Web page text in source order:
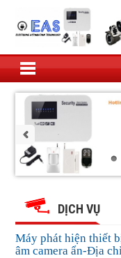
Máy
phát
hiện
Máy
phát
hiện
Máy
phát
hiện
thiết
Máy
phát
hiện
thiết
bị
nghe
Máy
hiện
thiết
bị
nghe
lén
tại
Máy
hiện
thiết
nghe
lén
tại
Đà
DỊCH VỤ
Máy phát hiện thiết
âm camera ẩn-Địa